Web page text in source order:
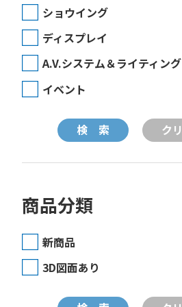
ショウイング
ディスプレイ
A.V.システム＆ライティング
イベント
商品分類
新商品
3D図面あり